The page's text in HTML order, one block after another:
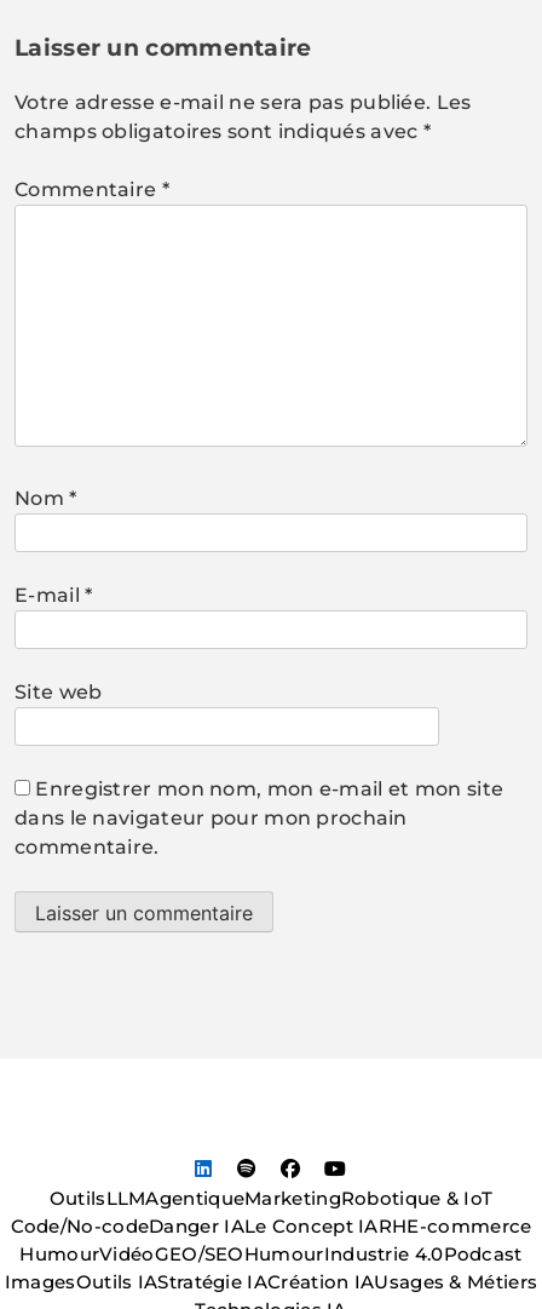
Laisser un commentaire
Votre adresse e-mail ne sera pas publiée. Les
champs obligatoires sont indiqués avec *
Commentaire *
Nom*
E-mail*
Site web
Enregistrer mon nom, mon e-mail et mon site
dans le navigateur pour mon prochain
commentaire.
OutilsLLMAgentiqueMarketingRobotique & IoT
Code/No-codeDanger IALe Concept IARHE-commerce
HumourVidéoGEO/SEOHumourIndustrie 4.0Podcast
ImagesOutils IAStratégie IACréation IAUsages & Métiers